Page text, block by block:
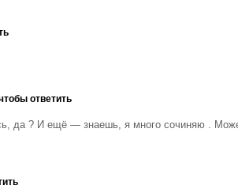
ответить
да ? И ещё — знаешь, я много сочиняю .